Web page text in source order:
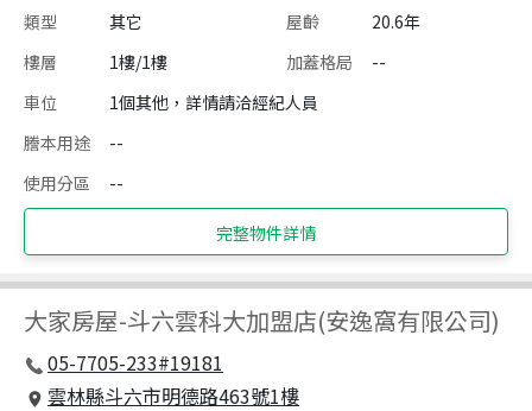
類型 其它 屋齡
20.6年
樓層
1樓/1樓 加蓋格局
--
車位
1個其他，詳情請洽經紀人員
謄本用途
--
使用分區
--
完整物件詳情
大家房屋-斗六雲科大加盟店(安逸窩有限公司)
05-7705-233#19181
雲林縣斗六市明德路463號1樓